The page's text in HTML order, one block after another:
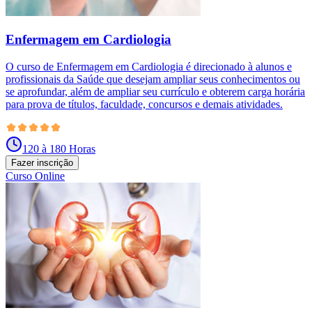
Enfermagem em Cardiologia
O curso de Enfermagem em Cardiologia é direcionado à alunos e
profissionais da Saúde que desejam ampliar seus conhecimentos ou
se aprofundar, além de ampliar seu currículo e obterem carga horária
para prova de títulos, faculdade, concursos e demais atividades.
120 à 180 Horas
Fazer inscrição
Curso Online